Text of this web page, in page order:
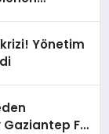
Yönetim
FK